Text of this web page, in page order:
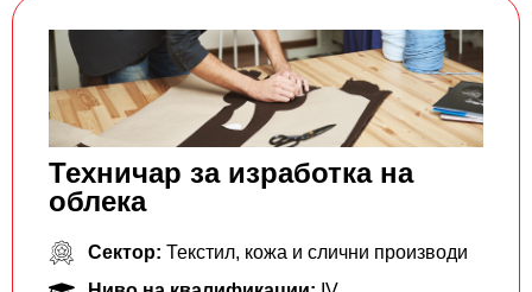
Техничар за изработка на
облека
Сектор: Текстил, кожа и слични производи